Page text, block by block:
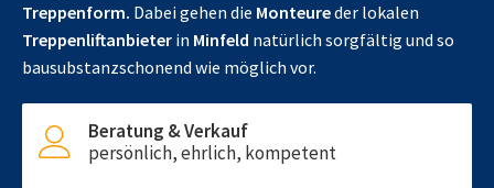
Treppenform. Dabei gehen die Monteureder lokalen
Treppenliftanbieter in Minfeld natürlich sorgfältig und so
bausubstanzschonend wie möglich vor.
Beratung & Verkauf
persönlich, ehrlich, kompetent